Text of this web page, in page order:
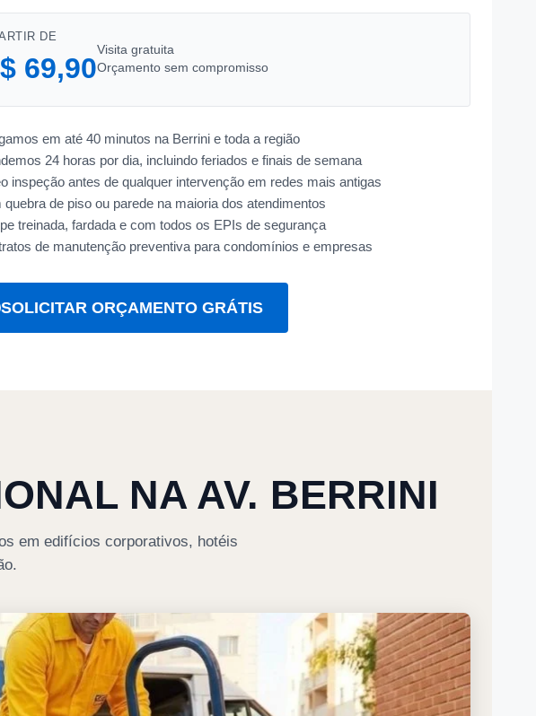
DE
69,90
Visita gratuita
Orçamento sem compromisso
em até 40 minutos na Berrini e toda a região
24 horas por dia, incluindo feriados e finais de semana
inspeção antes de qualquer intervenção em redes mais antigas
quebra de piso ou parede na maioria dos atendimentos
treinada, fardada e com todos os EPIs de segurança
de manutenção preventiva para condomínios e empresas
SOLICITAR ORÇAMENTO GRÁTIS
NA AV. BERRINI
em edifícios corporativos, hotéis